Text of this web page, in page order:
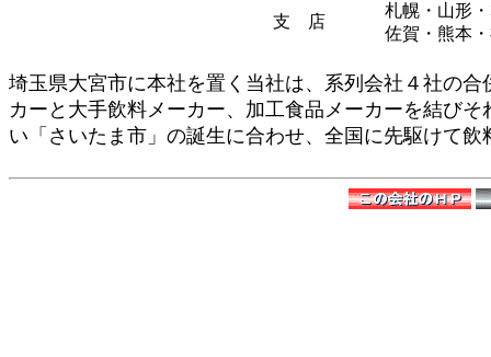
支 店
札幌・山形・
佐賀・熊本
埼玉県大宮市に本社を置く当社は、系列会社４社の
カーと大手飲料メーカー、加工食品メーカーを結び
い「さいたま市」の誕生に合わせ、全国に先駆けて